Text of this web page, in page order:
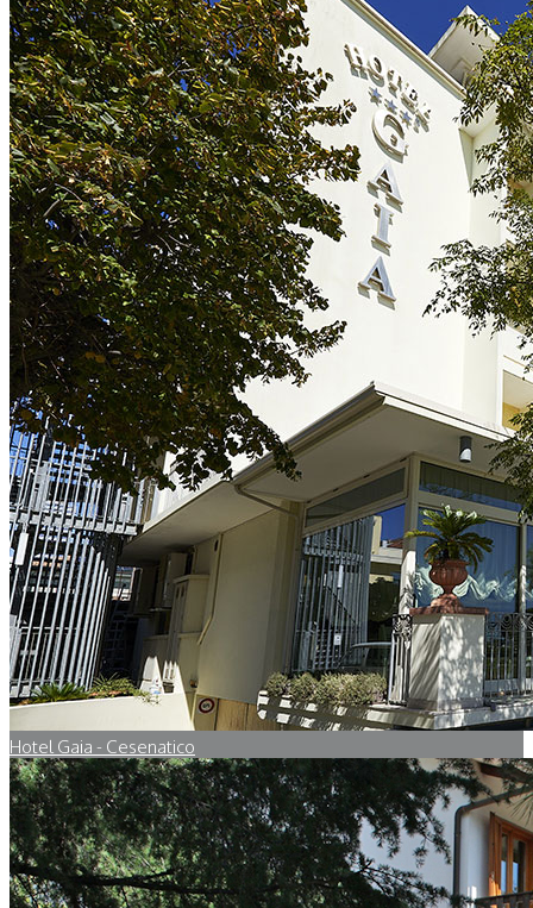
Hotel Gaia - Cesenatico